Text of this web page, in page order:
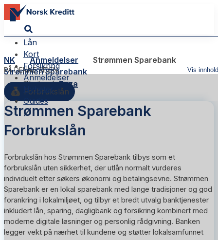
Lån
Kort
Forsikring
Anmeldelser
Nyheter
Guides
NK Anmeldelser Strømmen Sparebank
PÅ DENNE SIDEN Vis innhold
Strømmen Sparebank
Skribent:Reza
Forbrukslån
Strømmen Sparebank
Forbrukslån
Forbrukslån hos Strømmen Sparebank tilbys som et
forbrukslån uten sikkerhet, der utlån normalt vurderes
individuelt etter søkers økonomi og betalingsevne. Strømmen
Sparebank er en lokal sparebank med lange tradisjoner og god
forankring i lokalmiljøet, og tilbyr et bredt utvalg banktjenester
inkludert lån, sparing, dagligbank og forsikring kombinert med
moderne digitale løsninger og personlig rådgivning. Banken
legger vekt på nærhet til kundene og støtter lokalsamfunnet